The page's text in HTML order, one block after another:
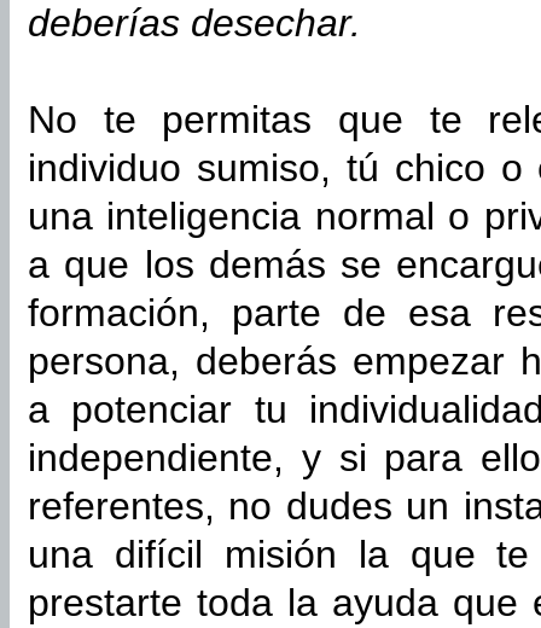
deberías desechar.
No te permitas que te
individuo sumiso, tú chico
una inteligencia normal o
a que los demás se
formación, parte de esa
persona, deberás empezar
a potenciar tu
independiente, y si para
referentes, no dudes un
una difícil misión la que te
prestarte toda la ayuda